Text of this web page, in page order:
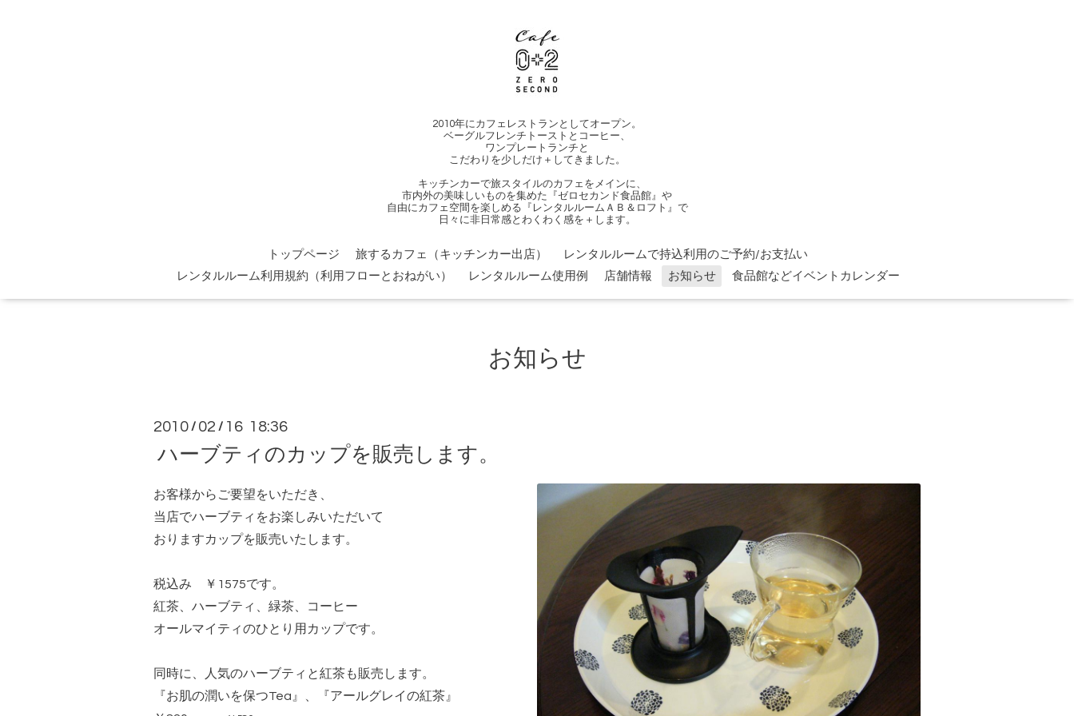
2010年にカフェレストランとしてオープン。
ベーグルフレンチトーストとコーヒー、
ワンプレートランチと
こだわりを少しだけ＋してきました。
キッチンカーで旅スタイルのカフェをメインに、
市内外の美味しいものを集めた『ゼロセカンド食品館』や
自由にカフェ空間を楽しめる『レンタルルームＡＢ＆ロフト』で
日々に非日常感とわくわく感を＋します。
トップページ 旅するカフェ（キッチンカー出店）
レンタルルームで持込利用のご予約/お支払い
レンタルルーム利用規約（利用フローとおねがい）
レンタルルーム使用例 店舗情報 お知らせ 食品館などイベントカレンダー
お知らせ
2010 / 02 / 16 18:36
ハーブティのカップを販売します。
お客様からご要望をいただき、
当店でハーブティをお楽しみいただいて
おりますカップを販売いたします。
税込み ￥1575です。
紅茶、ハーブティ、緑茶、コーヒー
オールマイティのひとり用カップです。
同時に、人気のハーブティと紅茶も販売します。
『お肌の潤いを保つTea』、『アールグレイの紅茶』